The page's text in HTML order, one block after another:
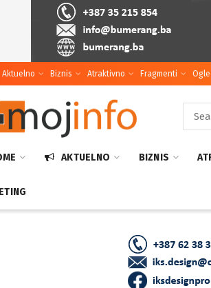
Aktuelno Biznis Atraktivno Fragmenti
AKTUELNO BIZNIS